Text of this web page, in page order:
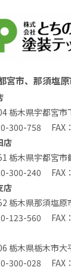
宮市、那須塩
栃木県宇都宮
300-758 FAX
店
栃木県宇都宮
300-240 FAX
店
栃木県那須塩原
123-560 FAX
栃木県栃木市
300-028 FAX